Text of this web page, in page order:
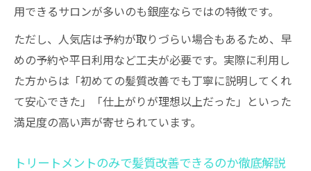
用できるサロンが多いのも銀座ならではの特徴です。
ただし、人気店は予約が取りづらい場合もあるため、早
めの予約や平日利用など工夫が必要です。実際に利用し
た方からは「初めての髪質改善でも丁寧に説明してくれ
て安心できた」「仕上がりが理想以上だった」といった
満足度の高い声が寄せられています。
トリートメントのみで髪質改善できるのか徹底解説